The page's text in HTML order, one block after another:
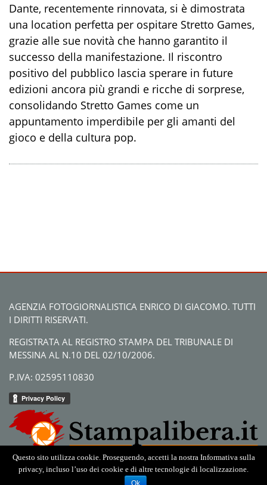
Dante, recentemente rinnovata, si è dimostrata
una location perfetta per ospitare Stretto Games,
grazie alle sue novità che hanno garantito il
successo della manifestazione. Il riscontro
positivo del pubblico lascia sperare in future
edizioni ancora più grandi e ricche di sorprese,
consolidando Stretto Games come un
appuntamento imperdibile per gli amanti del
gioco e della cultura pop.
AGENZIA FOTOGIORNALISTICA ENRICO DI GIACOMO. TUTTI
I DIRITTI RISERVATI.
REGISTRATA AL REGISTRO STAMPA DEL TRIBUNALE DI
MESSINA AL N.10 DEL 02/10/2006.
P.IVA: 02595110830
Questo sito utilizza cookie. Proseguendo, accetti la nostra Informativa sulla
privacy, incluso l’uso dei cookie e di altre tecnologie di localizzazione.
Ok